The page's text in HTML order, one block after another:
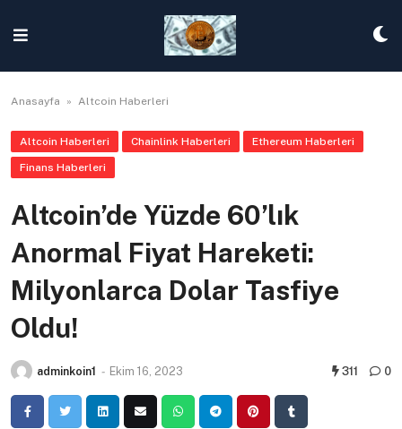
content
Anasayfa » Altcoin Haberleri
Altcoin Haberleri Chainlink Haberleri Ethereum Haberleri
Finans Haberleri
Altcoin’de Yüzde 60’lık
Anormal Fiyat Hareketi:
Milyonlarca Dolar Tasfiye
Oldu!
adminkoin1 - Ekim 16, 2023 311 0